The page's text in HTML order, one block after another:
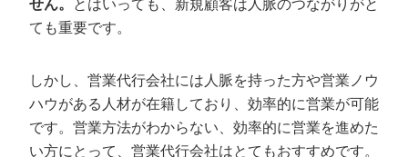
せん。
とはいっても、新規顧客は人脈のつながりがと
ても重要です。
しかし、営業代行会社には人脈を持った方や営業ノウ
ハウがある人材が在籍しており、効率的に営業が可能
です。営業方法がわからない、効率的に営業を進めた
い方にとって、営業代行会社はとてもおすすめです。